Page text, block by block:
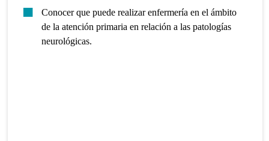
Conocer que puede realizar enfermería en el ámbito
de la atención primaria en relación a las patologías
neurológicas.